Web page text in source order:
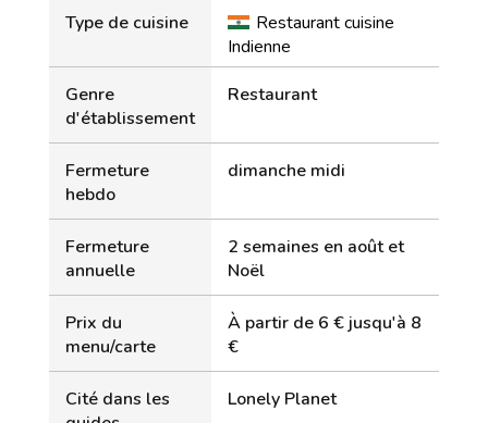
Type de cuisine
Restaurant cuisine
Indienne
Genre
d'établissement
Restaurant
Fermeture
hebdo
dimanche midi
Fermeture
annuelle
2 semaines en août et
Noël
Prix du
menu/carte
À partir de 6 € jusqu'à 8
€
Cité dans les
Lonely Planet